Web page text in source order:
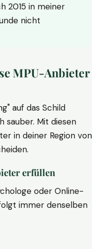
2015 in meiner
nicht
MPU-Anbieter
auf das Schild
sauber. Mit diesen
in deiner Region von
erfüllen
oder Online-
immer denselben